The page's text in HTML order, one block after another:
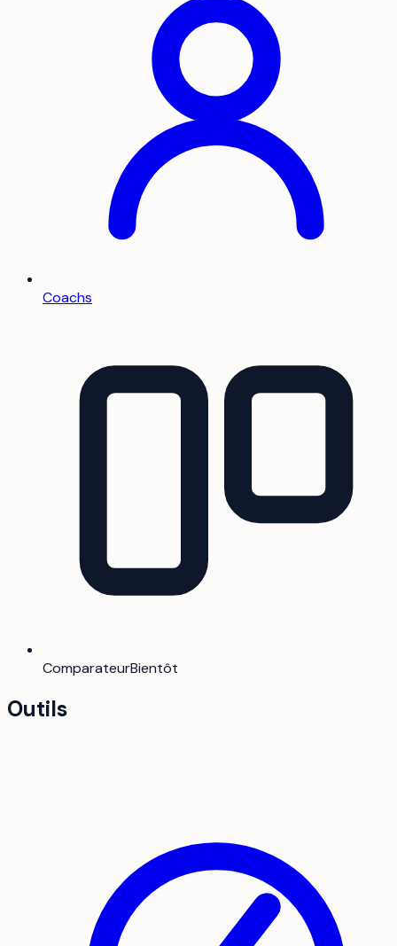
Coachs
ComparateurBientôt
Outils